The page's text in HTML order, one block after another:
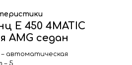
E 450 4MATIC
AMG седан
автоматическая
– 5